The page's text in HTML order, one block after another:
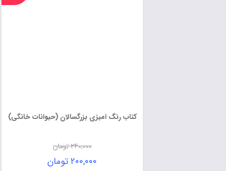
کتاب رنگ امیزی بزرگسالان (حیوانات خانگی)
۲۴۰,۰۰۰تومان
۲۰۰,۰۰۰تومان